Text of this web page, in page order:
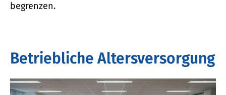
begrenzen.
Betriebliche Altersversorgung